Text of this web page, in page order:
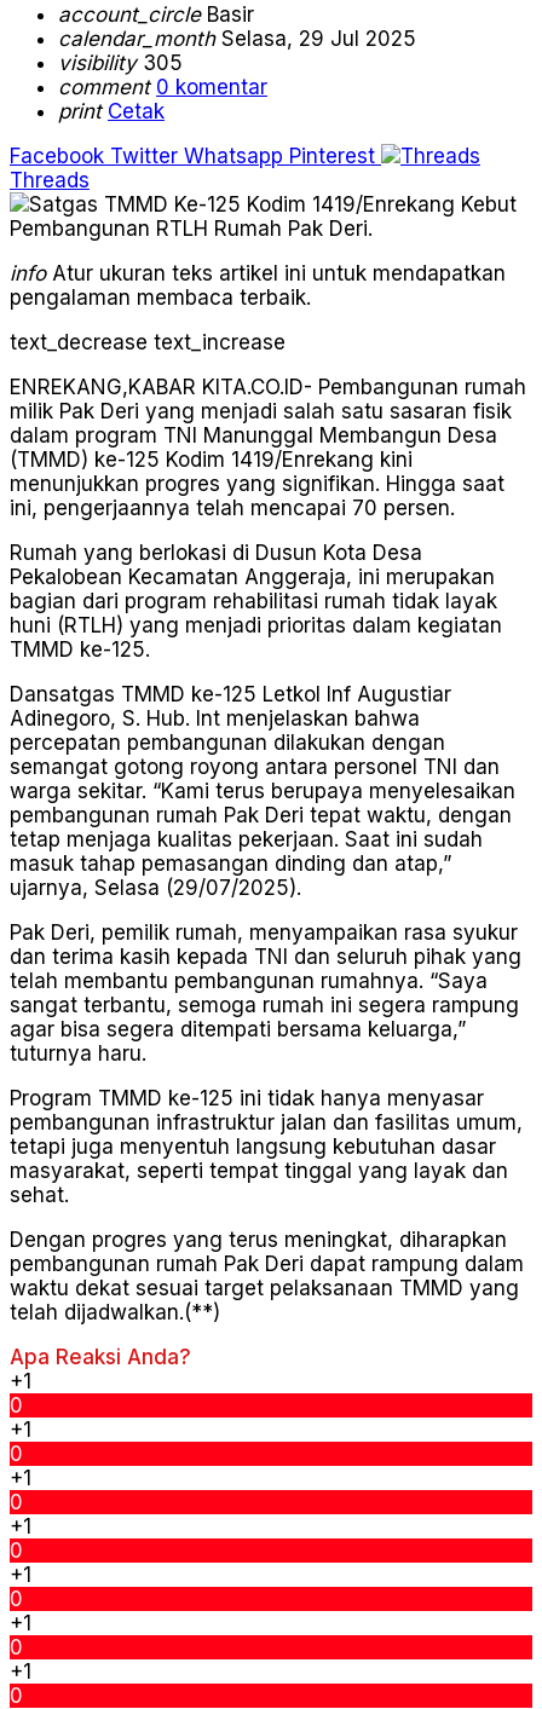
account_circleBasir
calendar_monthSelasa, 29 Jul 2025
visibility305
comment 0 komentar
print Cetak
Facebook Twitter Whatsapp Pinterest
Threads
infoAtur ukuran teks artikel ini untuk mendapatkan
pengalaman membaca terbaik.
text_decrease text_increase
ENREKANG,KABAR KITA.CO.ID- Pembangunan rumah
milik Pak Deri yang menjadi salah satu sasaran fisik
dalam program TNI Manunggal Membangun Desa
(TMMD) ke-125 Kodim 1419/Enrekang kini
menunjukkan progres yang signifikan. Hingga saat
ini, pengerjaannya telah mencapai 70 persen.
Rumah yang berlokasi di Dusun Kota Desa
Pekalobean Kecamatan Anggeraja, ini merupakan
bagian dari program rehabilitasi rumah tidak layak
huni (RTLH) yang menjadi prioritas dalam kegiatan
TMMD ke-125.
Dansatgas TMMD ke-125 Letkol Inf Augustiar
Adinegoro, S. Hub. Int menjelaskan bahwa
percepatan pembangunan dilakukan dengan
semangat gotong royong antara personel TNI dan
warga sekitar. “Kami terus berupaya menyelesaikan
pembangunan rumah Pak Deri tepat waktu, dengan
tetap menjaga kualitas pekerjaan. Saat ini sudah
masuk tahap pemasangan dinding dan atap,”
ujarnya, Selasa (29/07/2025).
Pak Deri, pemilik rumah, menyampaikan rasa syukur
dan terima kasih kepada TNI dan seluruh pihak yang
telah membantu pembangunan rumahnya. “Saya
sangat terbantu, semoga rumah ini segera rampung
agar bisa segera ditempati bersama keluarga,”
tuturnya haru.
Program TMMD ke-125 ini tidak hanya menyasar
pembangunan infrastruktur jalan dan fasilitas umum,
tetapi juga menyentuh langsung kebutuhan dasar
masyarakat, seperti tempat tinggal yang layak dan
sehat.
Dengan progres yang terus meningkat, diharapkan
pembangunan rumah Pak Deri dapat rampung dalam
waktu dekat sesuai target pelaksanaan TMMD yang
telah dijadwalkan.(**)
Apa Reaksi Anda?
+1
0
+1
0
+1
0
+1
0
+1
0
+1
0
+1
0